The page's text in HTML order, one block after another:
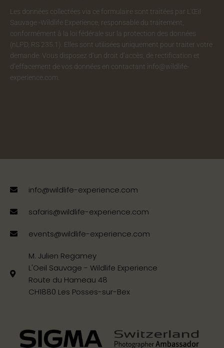
Les données collectées via ce formulaire sont traitées par L'Œil
Sauvage -Wildlife Experience, responsable du traitement,
conformément à la loi fédérale sur la protection des données
(nLPD, RS 235.1). Elles sont utilisées uniquement pour traiter votre
demande. Vous disposez d’un droit d’accès, de rectification et
d’effacement de vos données en contactant info@wildlife-
experience.com.
info@wildlife-experience.com
safaris@wildlife-experience.com
events@wildlife-experience.com
M. Julien Regamey
L'Oeil Sauvage - Wildlife Experience
Route du Hameau 48
CH1880 Les Posses-sur-Bex